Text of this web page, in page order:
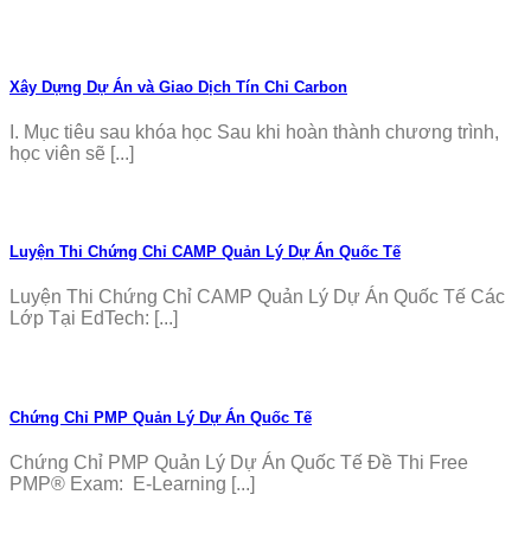
Xây Dựng Dự Án và Giao Dịch Tín Chỉ Carbon
I. Mục tiêu sau khóa học Sau khi hoàn thành chương trình,
học viên sẽ [...]
Luyện Thi Chứng Chỉ CAMP Quản Lý Dự Án Quốc Tế
Luyện Thi Chứng Chỉ CAMP Quản Lý Dự Án Quốc Tế Các
Lớp Tại EdTech: [...]
Chứng Chỉ PMP Quản Lý Dự Án Quốc Tế
Chứng Chỉ PMP Quản Lý Dự Án Quốc Tế Đề Thi Free
PMP® Exam: E-Learning [...]